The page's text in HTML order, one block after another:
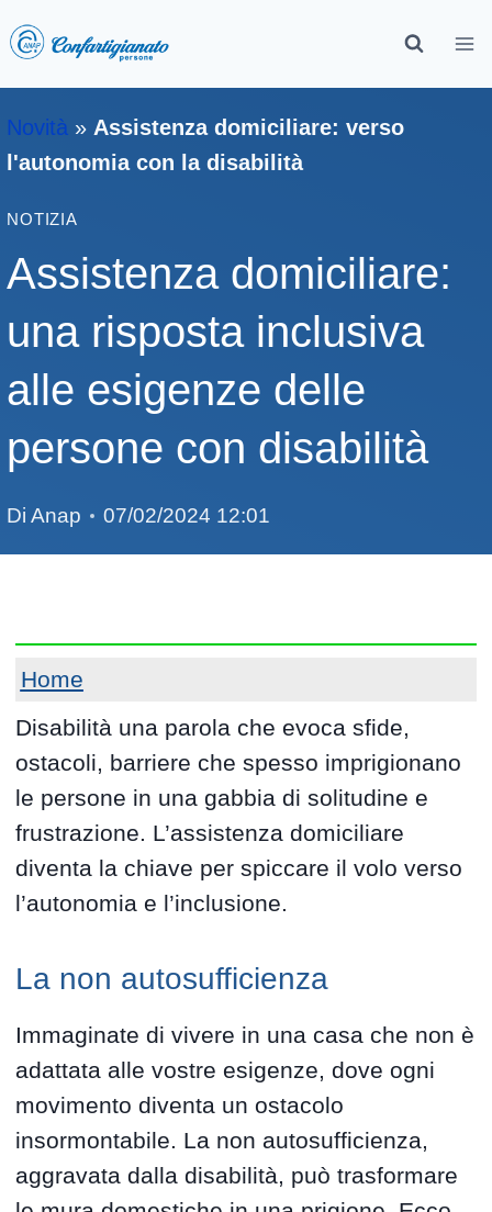
Novità » Assistenza domiciliare: verso
l'autonomia con la disabilità
NOTIZIA
Assistenza domiciliare:
una risposta inclusiva
alle esigenze delle
persone con disabilità
Di Anap 07/02/2024 12:01
Home
Disabilità una parola che evoca sfide,
ostacoli, barriere che spesso imprigionano
le persone in una gabbia di solitudine e
frustrazione. L’assistenza domiciliare
diventa la chiave per spiccare il volo verso
l’autonomia e l’inclusione.
La non autosufficienza
Immaginate di vivere in una casa che non è
adattata alle vostre esigenze, dove ogni
movimento diventa un ostacolo
insormontabile. La non autosufficienza,
aggravata dalla disabilità, può trasformare